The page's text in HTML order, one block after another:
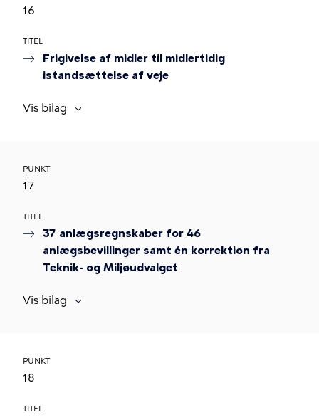
16
TITEL
Frigivelse af midler til midlertidig
istandsættelse af veje
Vis bilag
PUNKT
17
TITEL
37 anlægsregnskaber for 46
anlægsbevillinger samt én korrektion fra
Teknik- og Miljøudvalget
Vis bilag
PUNKT
18
TITEL